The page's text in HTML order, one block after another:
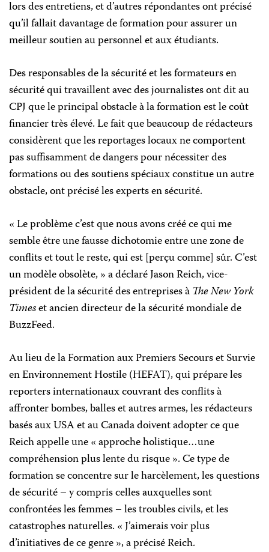
lors des entretiens, et d’autres répondantes ont précisé
qu’il fallait davantage de formation pour assurer un
meilleur soutien au personnel et aux étudiants.
Des responsables de la sécurité et les formateurs en
sécurité qui travaillent avec des journalistes ont dit au
CPJ que le principal obstacle à la formation est le coût
financier très élevé. Le fait que beaucoup de rédacteurs
considèrent que les reportages locaux ne comportent
pas suffisamment de dangers pour nécessiter des
formations ou des soutiens spéciaux constitue un autre
obstacle, ont précisé les experts en sécurité.
« Le problème c’est que nous avons créé ce qui me
semble être une fausse dichotomie entre une zone de
conflits et tout le reste, qui est [perçu comme] sûr. C’est
un modèle obsolète, » a déclaré Jason Reich, vice-
président de la sécurité des entreprises à The New York
Timeset ancien directeur de la sécurité mondiale de
BuzzFeed.
Au lieu de la Formation aux Premiers Secours et Survie
en Environnement Hostile (HEFAT), qui prépare les
reporters internationaux couvrant des conflits à
affronter bombes, balles et autres armes, les rédacteurs
basés aux USA et au Canada doivent adopter ce que
Reich appelle une « approche holistique…une
compréhension plus lente du risque ». Ce type de
formation se concentre sur le harcèlement, les questions
de sécurité – y compris celles auxquelles sont
confrontées les femmes – les troubles civils, et les
catastrophes naturelles. « J’aimerais voir plus
d’initiatives de ce genre », a précisé Reich.